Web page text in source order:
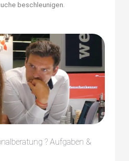
beschleunigen.
? Aufgaben &